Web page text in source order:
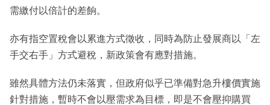
需繳付以倍計的差餉。
亦有指空置稅會以累進方式徵收，同時為防止發展商以「左
手交右手」方式避稅，新政策會有應對措施。
雖然具體方法仍未落實，但政府似乎已準備對急升樓價實施
針對措施，暫時不會以壓需求為目標，即是不會壓抑購買